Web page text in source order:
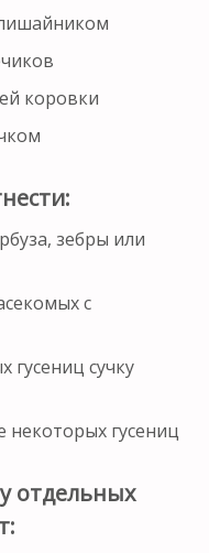
коровки
зебры или
с
гусениц сучку
некоторых гусениц
отдельных